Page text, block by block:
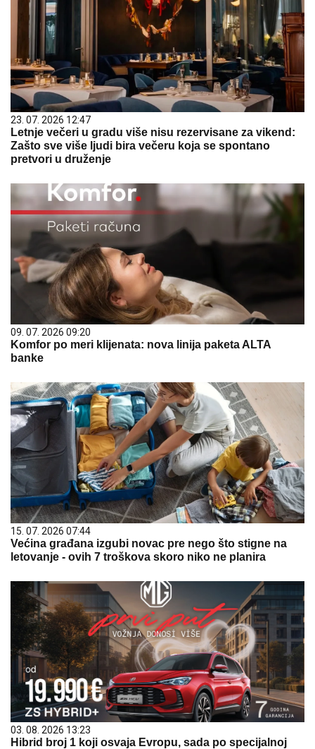
23. 07. 2026 12:47
Letnje večeri u gradu više nisu rezervisane za vikend:
Zašto sve više ljudi bira večeru koja se spontano
pretvori u druženje
09. 07. 2026 09:20
Komfor po meri klijenata: nova linija paketa ALTA
banke
15. 07. 2026 07:44
Većina građana izgubi novac pre nego što stigne na
letovanje - ovih 7 troškova skoro niko ne planira
03. 08. 2026 13:23
Hibrid broj 1 koji osvaja Evropu, sada po specijalnoj